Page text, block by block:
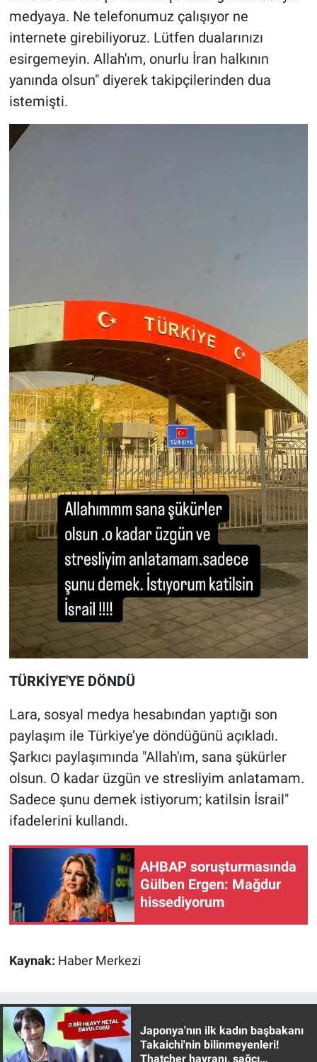
medyaya. Ne telefonumuz çalışıyor ne
internete girebiliyoruz. Lütfen dualarınızı
esirgemeyin. Allah'ım, onurlu İran halkının
yanında olsun" diyerek takipçilerinden dua
istemişti.
TÜRKİYE'YE DÖNDÜ
Lara, sosyal medya hesabından yaptığı son
paylaşım ile Türkiye’ye döndüğünü açıkladı.
Şarkıcı paylaşımında "Allah'ım, sana şükürler
olsun. O kadar üzgün ve stresliyim anlatamam.
Sadece şunu demek istiyorum; katilsin İsrail"
ifadelerini kullandı.
AHBAP soruşturmasında
Gülben Ergen: Mağdur
hissediyorum
Kaynak: Haber Merkezi
Japonya'nın ilk kadın başbakanı
Takaichi'nin bilinmeyenleri!
Thatcher hayranı, sağcı
Koronavirüs
Kültür Sanat
Ne demişti
Teknoloji
Türkiye'nin Geleceği
Türkiye'nin Gündemi
Yerel Gündem
Yerel Yaşam
Canlı Yayın